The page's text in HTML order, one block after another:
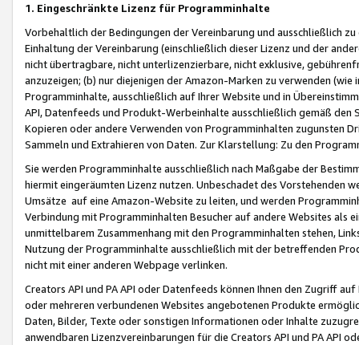
1. Eingeschränkte Lizenz für Programminhalte
Vorbehaltlich der Bedingungen der Vereinbarung und ausschließlich
Einhaltung der Vereinbarung (einschließlich dieser Lizenz und der
nicht übertragbare, nicht unterlizenzierbare, nicht exklusive,
anzuzeigen; (b) nur diejenigen der Amazon-Marken zu verwenden
Programminhalte, ausschließlich auf Ihrer Website und in
API, Datenfeeds und Produkt-Werbeinhalte ausschließlich gemäß
Kopieren oder andere Verwenden von Programminhalten zugunsten
Sammeln und Extrahieren von Daten. Zur Klarstellung: Zu den
Sie werden Programminhalte ausschließlich nach Maßgabe der
hiermit eingeräumten Lizenz nutzen. Unbeschadet des Vorstehenden
Umsätze auf eine Amazon-Website zu leiten, und werden
Verbindung mit Programminhalten Besucher auf andere Websites als
unmittelbarem Zusammenhang mit den Programminhalten stehen,
Nutzung der Programminhalte ausschließlich mit der betreffenden
nicht mit einer anderen Webpage verlinken.
Creators API und PA API oder Datenfeeds können Ihnen den Zugriff
oder mehreren verbundenen Websites angebotenen Produkte
Daten, Bilder, Texte oder sonstigen Informationen oder Inhalte
anwendbaren Lizenzvereinbarungen für die Creators API und PA API